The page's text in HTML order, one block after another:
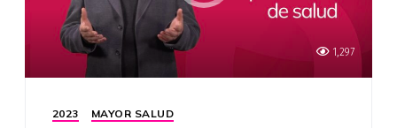
1,297
2023 MAYOR SALUD